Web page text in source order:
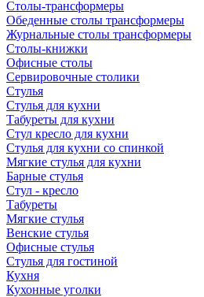
Столы-трансформеры
Обеденные столы трансформеры
Журнальные столы трансформеры
Столы-книжки
Офисные столы
Сервировочные столики
Стулья
Стулья для кухни
Табуреты для кухни
Стул кресло для кухни
Стулья для кухни со спинкой
Мягкие стулья для кухни
Барные стулья
Стул - кресло
Табуреты
Мягкие стулья
Венские стулья
Офисные стулья
Стулья для гостиной
Кухня
Кухонные уголки